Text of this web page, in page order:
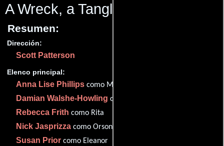
A Wreck, a Tangle
Resumen:
Dirección:
Scott Patterson
Elenco principal:
Anna Lise Phillips como Max
Damian Walshe-Howling como Benjamin
Rebecca Frith como Rita
Nick Jasprizza como Orson
Susan Prior como Eleanor